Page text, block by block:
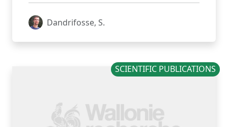
Dandrifosse, S.
SCIENTIFIC PUBLICATIONS